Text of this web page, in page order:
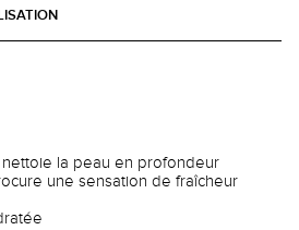
la peau en profondeur
une sensation de fraîcheur